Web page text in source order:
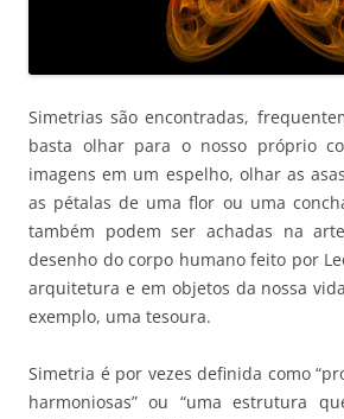
Simetrias são encontradas,
basta olhar para o nosso próprio
imagens em um espelho, olhar as
as pétalas de uma flor ou uma
também podem ser achadas na
desenho do corpo humano feito por
arquitetura e em objetos da nossa
exemplo, uma tesoura.
Simetria é por vezes definida como
harmoniosas” ou “uma estrutura